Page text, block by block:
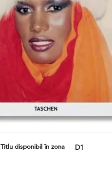
Titlu disponibil în zona D1